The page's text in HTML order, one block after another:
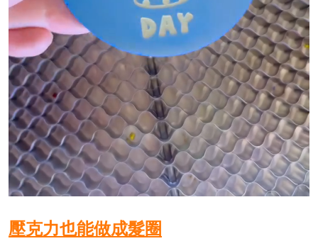
壓克力也能做成髮圈